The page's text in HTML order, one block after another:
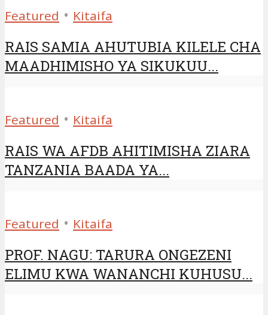
Featured • Kitaifa
RAIS SAMIA AHUTUBIA KILELE CHA
MAADHIMISHO YA SIKUKUU...
Featured • Kitaifa
RAIS WA AFDB AHITIMISHA ZIARA
TANZANIA BAADA YA...
Featured • Kitaifa
PROF. NAGU: TARURA ONGEZENI
ELIMU KWA WANANCHI KUHUSU...